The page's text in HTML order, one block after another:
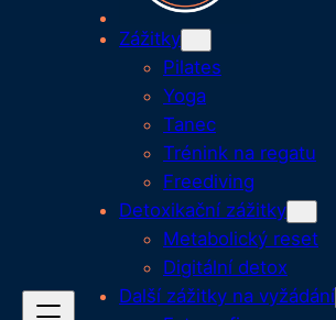
Zážitky
Pilates
Yoga
Tanec
Trénink na regatu
Freediving
Detoxikační zážitky
Metabolický reset
Digitální detox
Další zážitky na vyžádání